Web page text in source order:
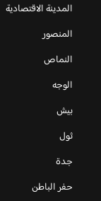
المدينة الاقتصادية
المنصور
النماص
الوجه
بيش
ثول
جدة
حفر الباطن